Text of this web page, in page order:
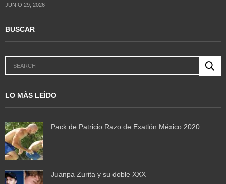
JUNIO 29, 2026
BUSCAR
LO MÁS LEÍDO
Pack de Patricio Razo de Exatlón México 2020
Juanpa Zurita y su doble XXX